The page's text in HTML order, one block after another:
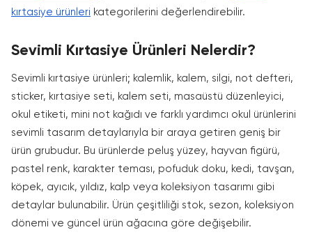
kırtasiye ürünleri kategorilerini değerlendirebilir.
Sevimli Kırtasiye Ürünleri Nelerdir?
Sevimli kırtasiye ürünleri; kalemlik, kalem, silgi, not defteri,
sticker, kırtasiye seti, kalem seti, masaüstü düzenleyici,
okul etiketi, mini not kağıdı ve farklı yardımcı okul ürünlerini
sevimli tasarım detaylarıyla bir araya getiren geniş bir
ürün grubudur. Bu ürünlerde peluş yüzey, hayvan figürü,
pastel renk, karakter teması, pofuduk doku, kedi, tavşan,
köpek, ayıcık, yıldız, kalp veya koleksiyon tasarımı gibi
detaylar bulunabilir. Ürün çeşitliliği stok, sezon, koleksiyon
dönemi ve güncel ürün ağacına göre değişebilir.